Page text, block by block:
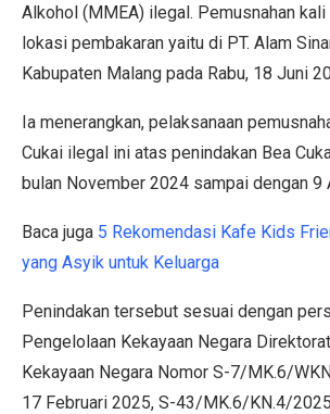
Alkohol (MMEA) ilegal. Pemusnahan
lokasi pembakaran yaitu di PT. Alam
Kabupaten Malang pada Rabu, 18 Juni
Ia menerangkan, pelaksanaan
Cukai ilegal ini atas penindakan Bea
bulan November 2024 sampai dengan 9
Baca juga 5 Rekomendasi Kafe Kids
yang Asyik untuk Keluarga
Penindakan tersebut sesuai dengan
Pengelolaan Kekayaan Negara
Kekayaan Negara Nomor S-7/MK.6/
17 Februari 2025, S-43/MK.6/KN.4/